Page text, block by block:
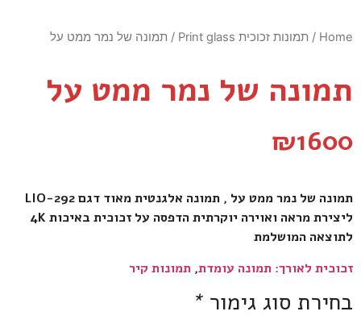
Home
/ תמונות זכוכית Print glass / תמונה של נמר ממט על
תמונה של נמר ממט על
₪1600
תמונה של נמר ממט על , תמונה אלגנטית מאוד דגם LIO-292
ליצירת מראה ואוירה יוקרתית הדפסה על זכוכית באיכות 4K
לתוצאה המושלמת
זכוכית לאורך: תמונה עומדת, תמונות קיר
בחירת סוג גימור*